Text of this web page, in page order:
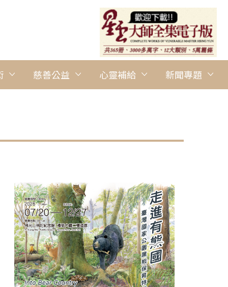
慈善公益 心靈補給 新聞專題
圖說：南華大學舉辦《姿‧態─林明炤野生動物攝影展》，林明